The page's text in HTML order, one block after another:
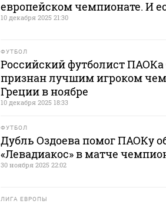
европейском чемпионате. И
10 декабря 2025 21:30
ФУТБОЛ
Российский футболист ПАОКа
признан лучшим игроком
Греции в ноябре
10 декабря 2025 18:33
ФУТБОЛ
Дубль Оздоева помог ПАОКу
«Левадиакос» в матче
30 ноября 2025 22:02
ЛИГА ЕВРОПЫ